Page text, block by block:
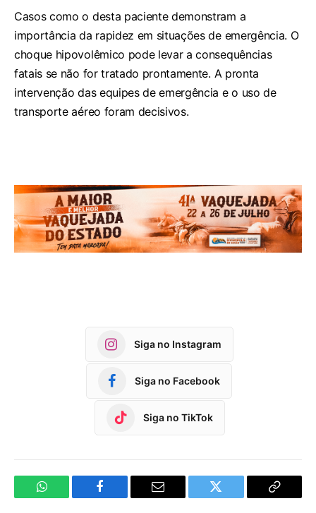
Casos como o desta paciente demonstram a
importância da rapidez em situações de emergência. O
choque hipovolêmico pode levar a consequências
fatais se não for tratado prontamente. A pronta
intervenção das equipes de emergência e o uso de
transporte aéreo foram decisivos.
Siga no Instagram
Siga no Facebook
Siga no TikTok
WhatsApp Facebook Email Twitter
Copy